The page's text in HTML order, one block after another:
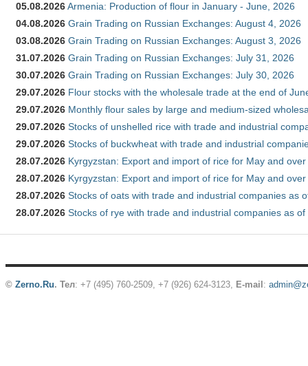
05.08.2026Armenia: Production of flour in January - June, 2026
04.08.2026 Grain Trading on Russian Exchanges: August 4, 2026
03.08.2026 Grain Trading on Russian Exchanges: August 3, 2026
31.07.2026 Grain Trading on Russian Exchanges: July 31, 2026
30.07.2026 Grain Trading on Russian Exchanges: July 30, 2026
29.07.2026 Flour stocks with the wholesale trade at the end of
29.07.2026 Monthly flour sales by large and medium-sized
29.07.2026 Stocks of unshelled rice with trade and industrial
29.07.2026 Stocks of buckwheat with trade and industrial
28.07.2026 Kyrgyzstan: Export and import of rice for May and
28.07.2026 Kyrgyzstan: Export and import of rice for May and
28.07.2026 Stocks of oats with trade and industrial companies as
28.07.2026 Stocks of rye with trade and industrial companies as
© Zerno.Ru. Тел: +7 (495) 760-2509, +7 (926) 624-3123, E-mail :